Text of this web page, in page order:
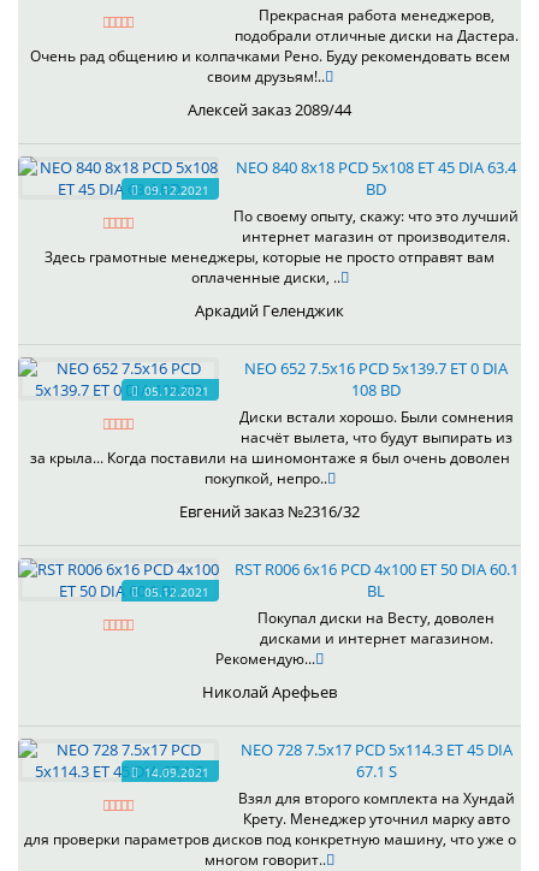
Прекрасная работа менеджеров,
подобрали отличные диски на Дастера.
Очень рад общению и колпачками Рено. Буду рекомендовать всем
своим друзьям!..
Алексей заказ 2089/44
09.12.2021
NEO 840 8x18 PCD 5x108 ET 45 DIA 63.4
BD
По своему опыту, скажу: что это лучший
интернет магазин от производителя.
Здесь грамотные менеджеры, которые не просто отправят вам
оплаченные диски, ..
Аркадий Геленджик
05.12.2021
NEO 652 7.5x16 PCD 5x139.7 ET 0 DIA
108 BD
Диски встали хорошо. Были сомнения
насчёт вылета, что будут выпирать из
за крыла... Когда поставили на шиномонтаже я был очень доволен
покупкой, непро..
Евгений заказ №2316/32
05.12.2021
RST R006 6x16 PCD 4x100 ET 50 DIA 60.1
BL
Покупал диски на Весту, доволен
дисками и интернет магазином.
Рекомендую...
Николай Арефьев
14.09.2021
NEO 728 7.5x17 PCD 5x114.3 ET 45 DIA
67.1 S
Взял для второго комплекта на Хундай
Крету. Менеджер уточнил марку авто
для проверки параметров дисков под конкретную машину, что уже о
многом говорит..